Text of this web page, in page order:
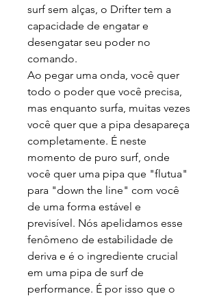
surf sem alças, o Drifter tem a
capacidade de engatar e
desengatar seu poder no
comando.
Ao pegar uma onda, você quer
todo o poder que você precisa,
mas enquanto surfa, muitas vezes
você quer que a pipa desapareça
completamente. É neste
momento de puro surf, onde
você quer uma pipa que "flutua"
para "down the line" com você
de uma forma estável e
previsível. Nós apelidamos esse
fenômeno de estabilidade de
deriva e é o ingrediente crucial
em uma pipa de surf de
performance. É por isso que o